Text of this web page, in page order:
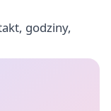
godziny,